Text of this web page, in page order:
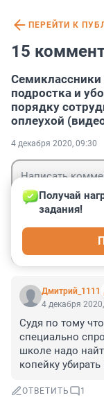
ПЕРЕЙТИ К
15
Семиклассники
подростка и
порядку
оплеухой
4 декабря 2020, 09:30
Дмитрий_1111
Получай
задания!
4 декабря
Судя по тому
специально
школе надо
копейку
ОТВЕТИТЬ 1